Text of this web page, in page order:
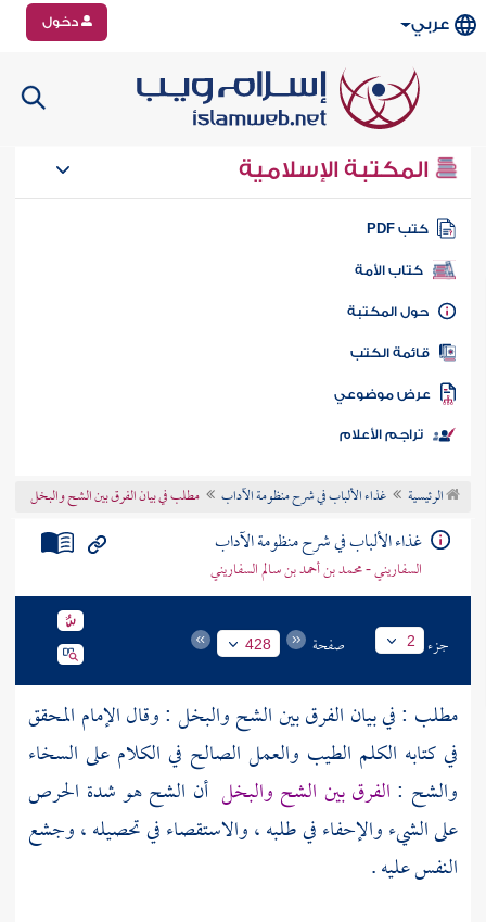
عربي دخول
المكتبة الإسلامية
كتب PDF
كتاب الأمة
المكتبة
الكتب
موضوعي
تراجم الأعلام
الرئيسية غذاء الألباب في شرح منظومة الآداب مطلب في بيان الفرق بين الشح والبخل
غذاء الألباب في شرح منظومة الآداب
السفاريني - محمد بن أحمد بن سالم السفاريني
جزء 2 صفحة 428
مطلب : في بيان الفرق بين الشح والبخل : وقال الإمام المحقق
في كتابه الكلم الطيب والعمل الصالح في الكلام على السخاء
والشح : الفرق بين الشح والبخل أن الشح هو شدة الحرص
على الشيء والإحفاء في طلبه ، والاستقصاء في تحصيله ، وجشع
النفس عليه .